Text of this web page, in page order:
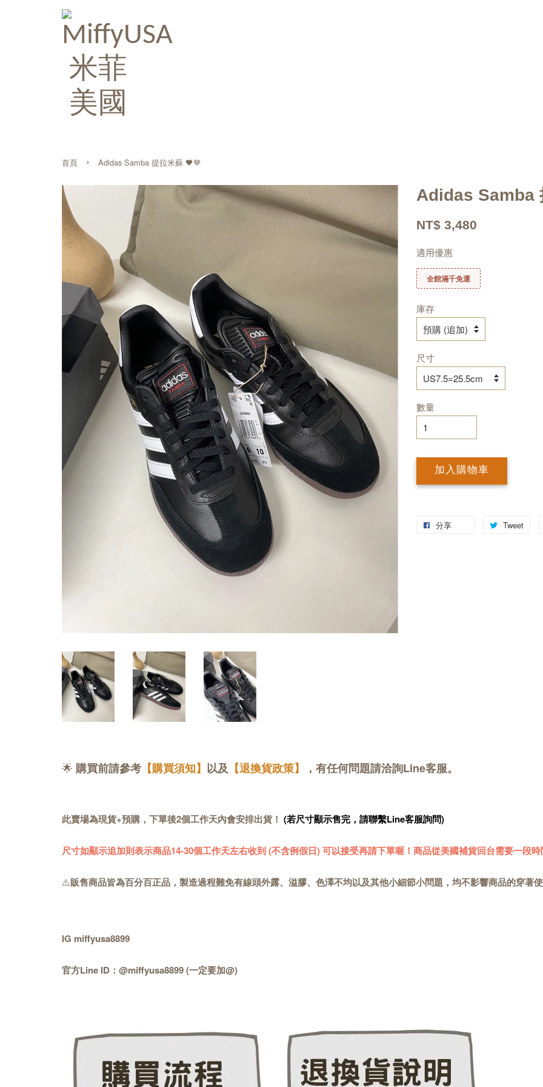
首頁 › Adidas Samba 提拉米蘇 🖤🤎
Adidas Samba
NT$ 3,480
適用優惠
全館滿千免運
庫存
尺寸
數量
加入購物車
分享 Tweet
🌟 購買前請參考 【購買須知】 以及 【退換貨政策】 ，有任何問題請洽詢Line客服。
此賣場為現貨+預購，下單後2個工作天內會安排出貨！ (若尺寸顯示售完，請聯繫Line客服詢問)
尺寸如顯示追加則表示商品14-30個工作天左右收到 (不含例假日) 可以接受再請下單喔！商品從美國補貨回台需要一段時
⚠️販售商品皆為百分百正品，製造過程難免有線頭外露、溢膠、色澤不均以及其他小細節小問題，均不影響商品的穿著
IG miffyusa8899
官方Line ID：@miffyusa8899 (一定要加@)